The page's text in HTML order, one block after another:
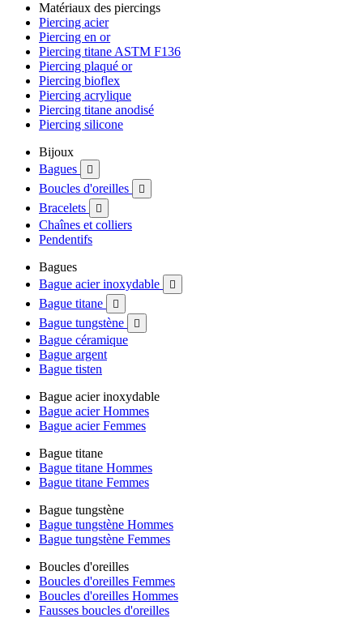
Matériaux des piercings
Piercing acier
Piercing en or
Piercing titane ASTM F136
Piercing plaqué or
Piercing bioflex
Piercing acrylique
Piercing titane anodisé
Piercing silicone
Bijoux
Bagues

Boucles d'oreilles 
Bracelets 
Chaînes et colliers
Pendentifs
Bagues
Bague acier inoxydable

Bague titane 
Bague tungstène 
Bague céramique
Bague argent
Bague tisten
Bague acier inoxydable
Bague acier Hommes
Bague acier Femmes
Bague titane
Bague titane Hommes
Bague titane Femmes
Bague tungstène
Bague tungstène Hommes
Bague tungstène Femmes
Boucles d'oreilles
Boucles d'oreilles Femmes
Boucles d'oreilles Hommes
Fausses boucles d'oreilles